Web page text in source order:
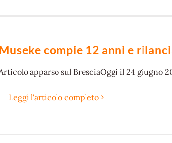
Museke compie 12 anni e
apparso sul BresciaOggi il 24 giugno
Leggi l'articolo completo